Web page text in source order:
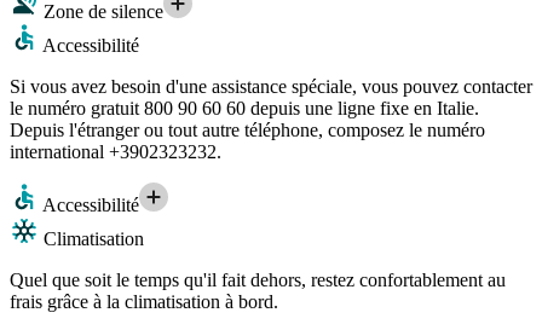
Zone de silence
Accessibilité
Si vous avez besoin d'une assistance spéciale, vous pouvez contacter
le numéro gratuit 800 90 60 60 depuis une ligne fixe en Italie.
Depuis l'étranger ou tout autre téléphone, composez le numéro
international +3902323232.
Accessibilité
Climatisation
Quel que soit le temps qu'il fait dehors, restez confortablement au
frais grâce à la climatisation à bord.